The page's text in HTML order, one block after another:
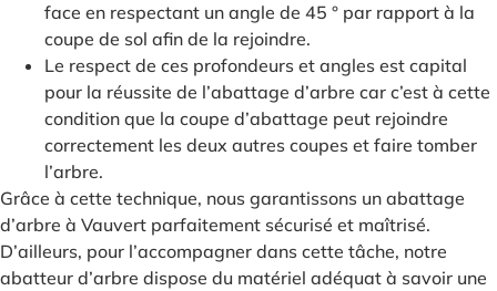
face en respectant un angle de 45 ° par rapport à la
coupe de sol afin de la rejoindre.
Le respect de ces profondeurs et angles est capital
pour la réussite de l’abattage d’arbre car c’est à cette
condition que la coupe d’abattage peut rejoindre
correctement les deux autres coupes et faire tomber
l’arbre.
Grâce à cette technique, nous garantissons un abattage
d’arbre à Vauvert parfaitement sécurisé et maîtrisé.
D’ailleurs, pour l’accompagner dans cette tâche, notre
abatteur d’arbre dispose du matériel adéquat à savoir une